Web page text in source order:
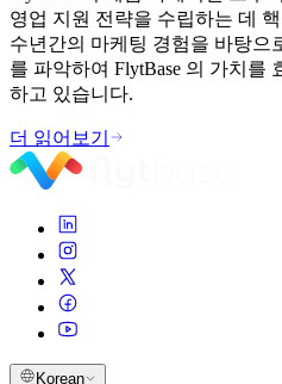
영업 지원 전략을 수립하는 데
수년간의 마케팅 경험을 바탕으
를 파악하여 FlytBase 의 가치를
하고 있습니다.
더 읽어보기
Korean